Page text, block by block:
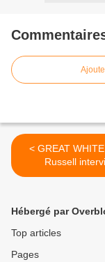
< GREAT WHITE - Jack
Russell
Hébergé par
Top articles
Pages